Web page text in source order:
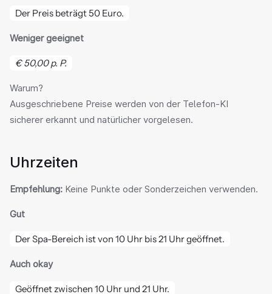
Der Preis beträgt 50 Euro.
Weniger geeignet
€ 50,00 p. P.
Warum?
Ausgeschriebene Preise werden von der Telefon-KI
sicherer erkannt und natürlicher vorgelesen.
Uhrzeiten
Empfehlung: Keine Punkte oder Sonderzeichen verwenden.
Gut
Der Spa-Bereich ist von 10 Uhr bis 21 Uhr geöffnet.
Auch okay
Geöffnet zwischen 10 Uhr und 21 Uhr.